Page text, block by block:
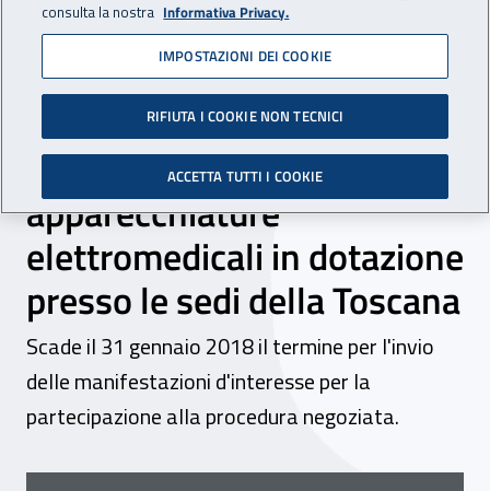
negoziata - servizio global
service full risk integrale di
manutenzione e fornitura
dei consumabili per tutte le
apparecchiature
elettromedicali in dotazione
presso le sedi della Toscana
Scade il 31 gennaio 2018 il termine per l'invio
delle manifestazioni d'interesse per la
partecipazione alla procedura negoziata.
consulta la nostra Informativa Privacy.
IMPOSTAZIONI DEI COOKIE
RIFIUTA I COOKIE NON TECNICI
ACCETTA TUTTI I COOKIE